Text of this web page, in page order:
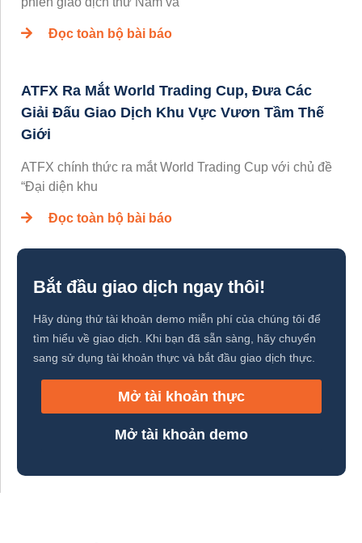
Đọc toàn bộ bài báo
ATFX Ra Mắt World Trading Cup, Đưa Các
Giải Đấu Giao Dịch Khu Vực Vươn Tầm Thế
Giới
ATFX chính thức ra mắt World Trading Cup với chủ đề
“Đại diện khu
Đọc toàn bộ bài báo
Bắt đầu giao dịch ngay thôi!
Hãy dùng thử tài khoản demo miễn phí của chúng tôi để
tìm hiểu về giao dịch. Khi bạn đã sẵn sàng, hãy chuyển
sang sử dụng tài khoản thực và bắt đầu giao dịch thực.
Mở tài khoản thực
Mở tài khoản demo